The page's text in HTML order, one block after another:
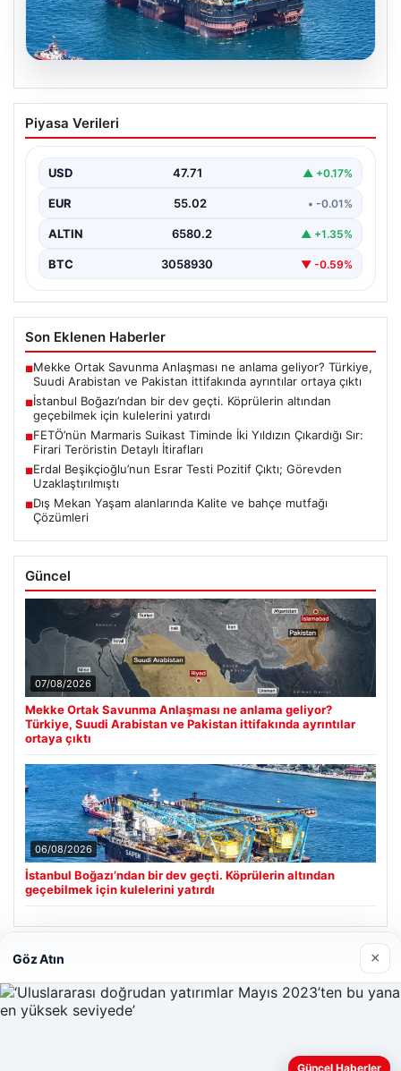
06.08.2026
İstanbul Boğazı’ndan bir dev geçti.
Köprülerin altından geçebilmek için
Piyasa Verileri
USD 47.71 ▲ +0.17%
EUR 55.02 • -0.01%
ALTIN 6580.2 ▲ +1.35%
BTC 3058930 ▼ -0.59%
Son Eklenen Haberler
■Mekke Ortak Savunma Anlaşması ne anlama geliyor? Türkiye,
Suudi Arabistan ve Pakistan ittifakında ayrıntılar ortaya çıktı
■İstanbul Boğazı’ndan bir dev geçti. Köprülerin altından
geçebilmek için kulelerini yatırdı
■FETÖ’nün Marmaris Suikast Timinde İki Yıldızın Çıkardığı Sır:
Firari Teröristin Detaylı İtirafları
■Erdal Beşikçioğlu’nun Esrar Testi Pozitif Çıktı; Görevden
Uzaklaştırılmıştı
■Dış Mekan Yaşam alanlarında Kalite ve bahçe mutfağı
Çözümleri
Güncel
07/08/2026
Mekke Ortak Savunma Anlaşması ne anlama geliyor?
Türkiye, Suudi Arabistan ve Pakistan ittifakında ayrıntılar
ortaya çıktı
06/08/2026
İstanbul Boğazı’ndan bir dev geçti. Köprülerin altından
geçebilmek için kulelerini yatırdı
Son Eklenen Firmalar
Göz Atın ×
Güncel Haberler